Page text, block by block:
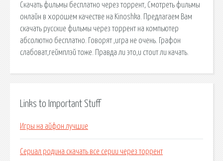
Скачать фильмы бесплатно через торрент, Смотреть фильмы
онлайн в хорошем качестве на Kinoshka. Предлагаем Вам
скачать русские фильмы через торрент на компьютер
абсолютно бесплатно. Говорят ,игра не очень. Графон
слабоват,геймплэй тоже. Правда ли это,и стоит ли качать.
Links to Important Stuff
Игры на айфон лучшие
Сериал родина скачать все серии через торрент